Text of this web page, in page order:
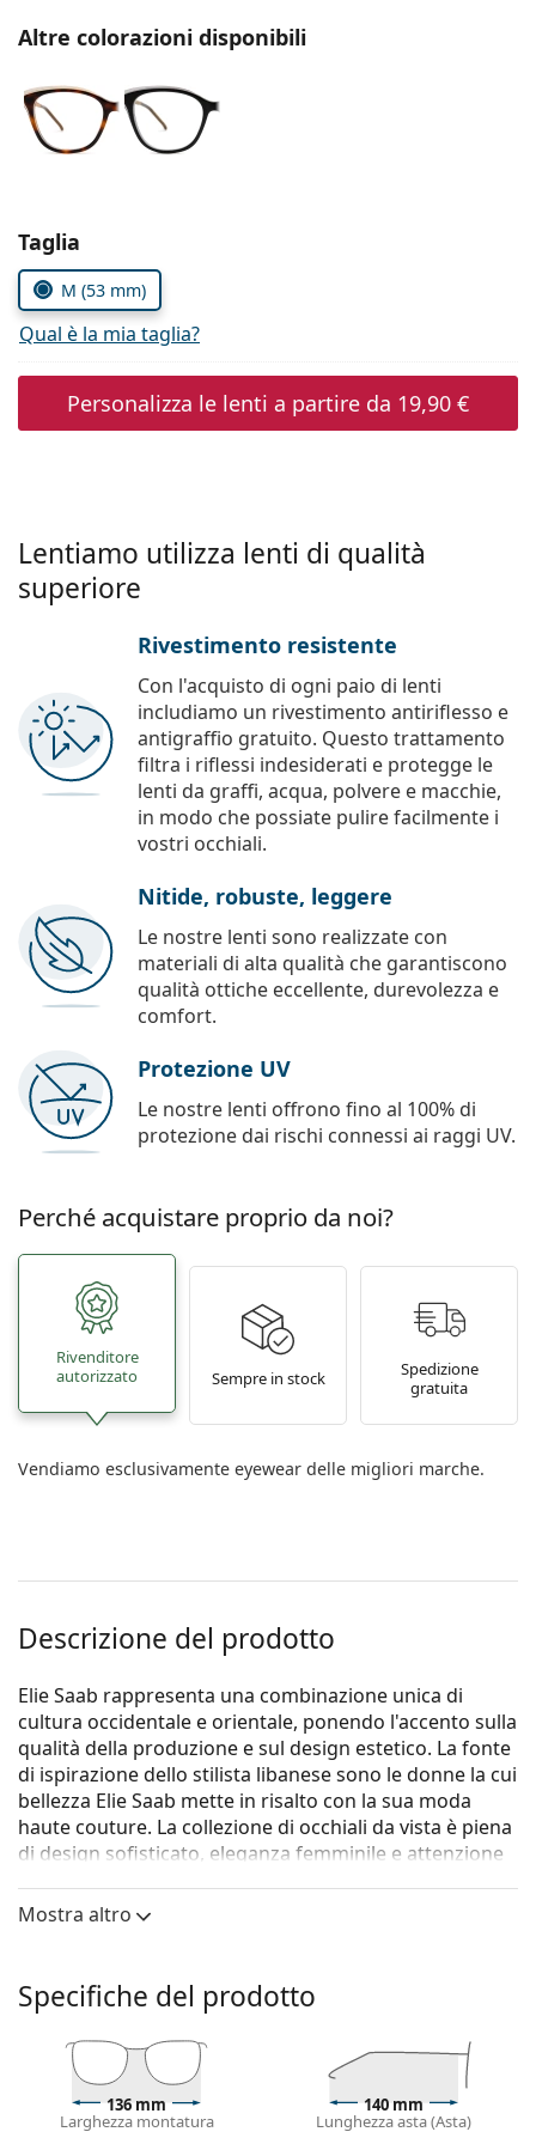
Tutte le marche
Altre colorazioni disponibili
Seleziona i parametri
Taglia
M (53 mm)
Qual è la mia taglia?
Personalizza le lenti a partire da 19,90 €
Lentiamo utilizza lenti di qualità
superiore
Rivestimento resistente
Con l'acquisto di ogni paio di lenti
includiamo un rivestimento antiriflesso e
antigraffio gratuito. Questo trattamento
filtra i riflessi indesiderati e protegge le
lenti da graffi, acqua, polvere e macchie,
in modo che possiate pulire facilmente i
vostri occhiali.
Nitide, robuste, leggere
Le nostre lenti sono realizzate con
materiali di alta qualità che garantiscono
qualità ottiche eccellente, durevolezza e
comfort.
Protezione UV
Le nostre lenti offrono fino al 100% di
protezione dai rischi connessi ai raggi UV.
Perché acquistare proprio da noi?
Rivenditore
autorizzato
Sempre in stock
Spedizione
gratuita
Vendiamo esclusivamente eyewear delle migliori marche.
Descrizione del prodotto
Elie Saab rappresenta una combinazione unica di
cultura occidentale e orientale, ponendo l'accento sulla
qualità della produzione e sul design estetico. La fonte
di ispirazione dello stilista libanese sono le donne la cui
bellezza Elie Saab mette in risalto con la sua moda
haute couture. La collezione di occhiali da vista è piena
di design sofisticato, eleganza femminile e attenzione
Gli occhialiElie Saab ES 050/G 2IK 16 53
Montatura per occhiali
perfettamente a un sottotono di pelle caldo e capelli
castano chiaro, nero o biondo scuro.
Le montature squadrate sono la scelta ideale per
chi ha una forma del viso rotonda, ovale
Mostra altro
Specifiche del prodotto
136 mm
Larghezza montatura
140 mm
Lunghezza asta (Asta)